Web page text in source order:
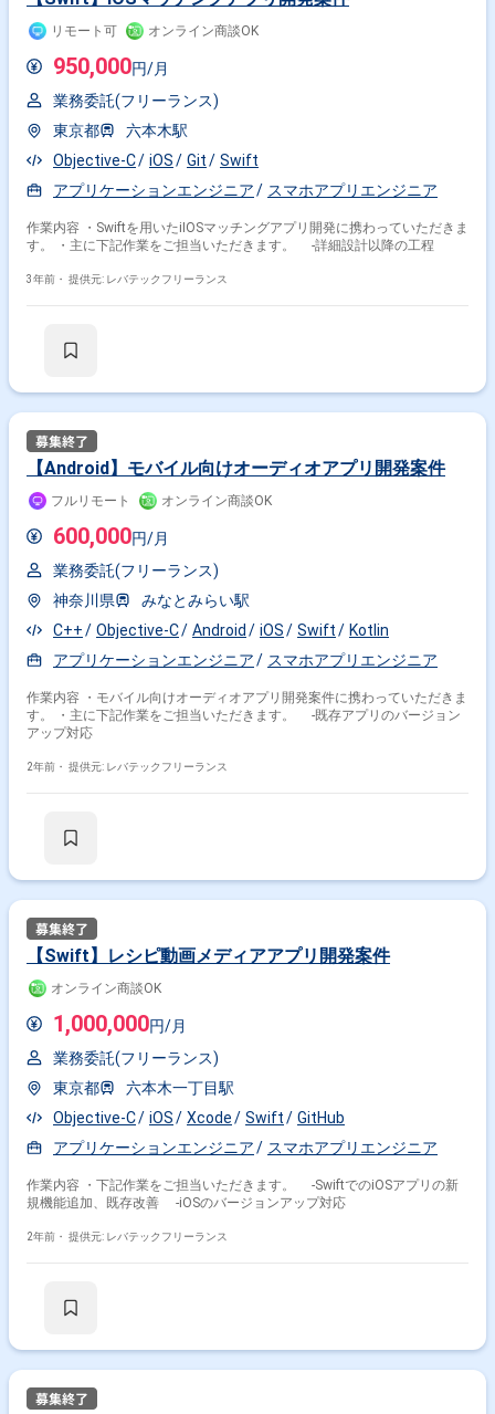
リモート可 オンライン商談OK
950,000円/月
業務委託(フリーランス)
東京都
六本木駅
Objective-C
iOS Git
Swift
アプリケーションエンジニア
スマホアプリエンジニア
作業内容 ・Swiftを用いたiIOSマッチングアプリ開発に携わっていただきま
す。 ・主に下記作業をご担当いただきます。 -詳細設計以降の工程
3年前・ 提供元: レバテックフリーランス
【Android】モバイル向けオーディオアプリ開発案件
フルリモート オンライン商談OK
600,000円/月
業務委託(フリーランス)
神奈川県
みなとみらい駅
C++
Objective-C Android iOS Swift
Kotlin
アプリケーションエンジニア
スマホアプリエンジニア
作業内容 ・モバイル向けオーディオアプリ開発案件に携わっていただきま
す。 ・主に下記作業をご担当いただきます。 -既存アプリのバージョン
アップ対応
2年前・ 提供元: レバテックフリーランス
【Swift】レシピ動画メディアアプリ開発案件
オンライン商談OK
1,000,000円/月
業務委託(フリーランス)
東京都
六本木一丁目駅
Objective-C
iOS Xcode Swift
GitHub
アプリケーションエンジニア
スマホアプリエンジニア
作業内容 ・下記作業をご担当いただきます。 -SwiftでのiOSアプリの新
規機能追加、既存改善 -iOSのバージョンアップ対応
2年前・ 提供元: レバテックフリーランス